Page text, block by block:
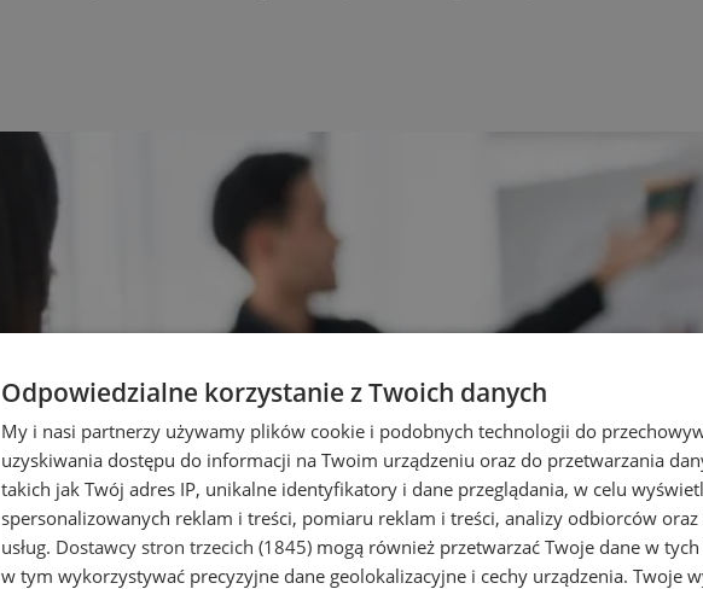
Odpowiedzialne korzystanie z Twoich danych
My i nasi partnerzy używamy plików cookie i podobnych technologii do
uzyskiwania dostępu do informacji na Twoim urządzeniu oraz do przetwarzania
takich jak Twój adres IP, unikalne identyfikatory i dane przeglądania, w celu
spersonalizowanych reklam i treści, pomiaru reklam i treści, analizy odbiorców oraz
usług. Dostawcy stron trzecich (1845) mogą również przetwarzać Twoje dane w
w tym wykorzystywać precyzyjne dane geolokalizacyjne i cechy urządzenia. Twoje